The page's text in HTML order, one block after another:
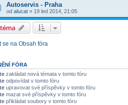
Autoservis - Praha
od alucat » 19 led 2014, 21:05
se na Obsah fóra
FÓRA
zakládat nová témata v tomto fóru
odpovídat v tomto fóru
upravovat své příspěvky v tomto fóru
mazat své příspěvky v tomto fóru
přikládat soubory v tomto fóru